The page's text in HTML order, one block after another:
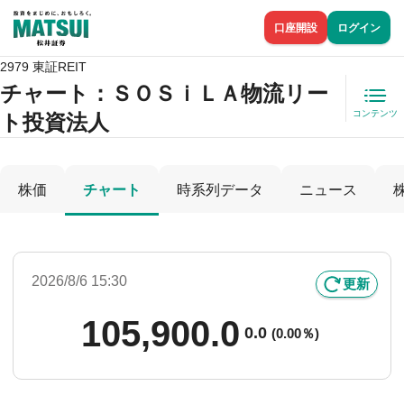
口座開設 ログイン
2979 東証REIT
チャート： ＳＯＳｉＬＡ物流リー
ト投資法人
コンテンツ
株価 チャート 時系列データ ニュース
2026/8/6 15:30 更新
105,900.0 0.0 (0.00％)